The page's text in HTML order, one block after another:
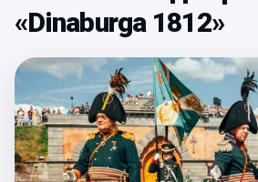
«Dinaburga 1812»